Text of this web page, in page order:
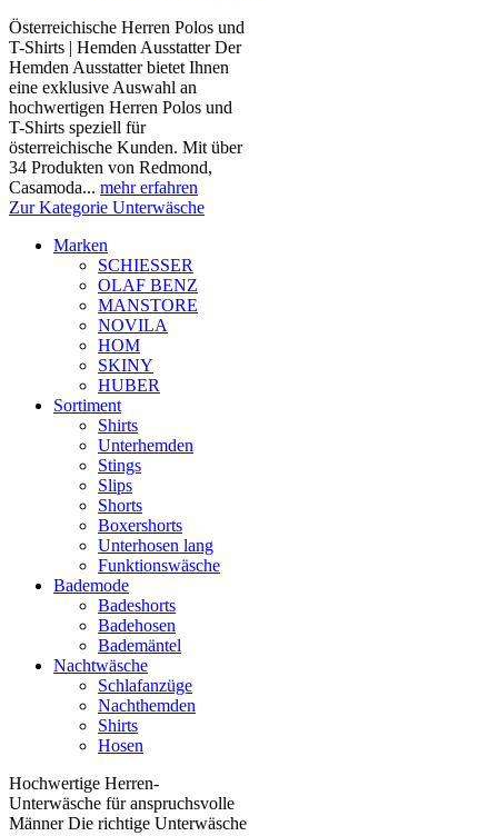
Österreichische Herren Polos und
T-Shirts | Hemden Ausstatter Der
Hemden Ausstatter bietet Ihnen
eine exklusive Auswahl an
hochwertigen Herren Polos und
T-Shirts speziell für
österreichische Kunden. Mit über
34 Produkten von Redmond,
Casamoda... mehr erfahren
Zur Kategorie Unterwäsche
Marken
SCHIESSER
OLAF BENZ
MANSTORE
NOVILA
HOM
SKINY
HUBER
Sortiment
Shirts
Unterhemden
Stings
Slips
Shorts
Boxershorts
Unterhosen lang
Funktionswäsche
Bademode
Badeshorts
Badehosen
Bademäntel
Nachtwäsche
Schlafanzüge
Nachthemden
Shirts
Hosen
Hochwertige Herren-
Unterwäsche für anspruchsvolle
Männer Die richtige Unterwäsche